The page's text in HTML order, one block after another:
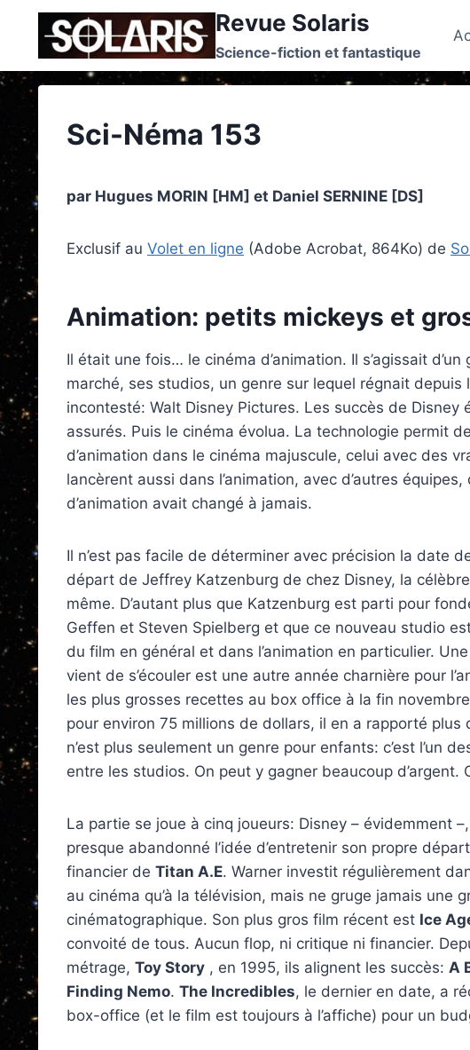
content
Revue Solaris
Science-fiction et fantastique
Sci-Néma 153
par Hugues MORIN [HM] et Daniel SERNINE [DS]
Exclusif au Volet en ligne (Adobe Acrobat, 864Ko) de
Animation: petits mickeys et
Il était une fois… le cinéma d’animation. Il s’agissait
marché, ses studios, un genre sur lequel régnait
incontesté: Walt Disney Pictures. Les succès de
assurés. Puis le cinéma évolua. La technologie permit
d’animation dans le cinéma majuscule, celui avec des
lancèrent aussi dans l’animation, avec d’autres
d’animation avait changé à jamais.
Il n’est pas facile de déterminer avec précision la date
départ de Jeffrey Katzenburg de chez Disney, la célèbre
même. D’autant plus que Katzenburg est parti pour
Geffen et Steven Spielberg et que ce nouveau studio
du film en général et dans l’animation en particulier.
vient de s’écouler est une autre année charnière pour
les plus grosses recettes au box office à la fin
pour environ 75 millions de dollars, il en a rapporté plus
n’est plus seulement un genre pour enfants: c’est l’un
entre les studios. On peut y gagner beaucoup d’argent.
La partie se joue à cinq joueurs: Disney – évidemment
presque abandonné l’idée d’entretenir son propre
financier de Titan A.E. Warner investit régulièrement
au cinéma qu’à la télévision, mais ne gruge jamais une
cinématographique. Son plus gros film récent est Ice
convoité de tous. Aucun flop, ni critique ni financier.
métrage, Toy Story , en 1995, ils alignent les succès: A
Finding Nemo. The Incredibles, le dernier en date, a
box-office (et le film est toujours à l’affiche) pour un